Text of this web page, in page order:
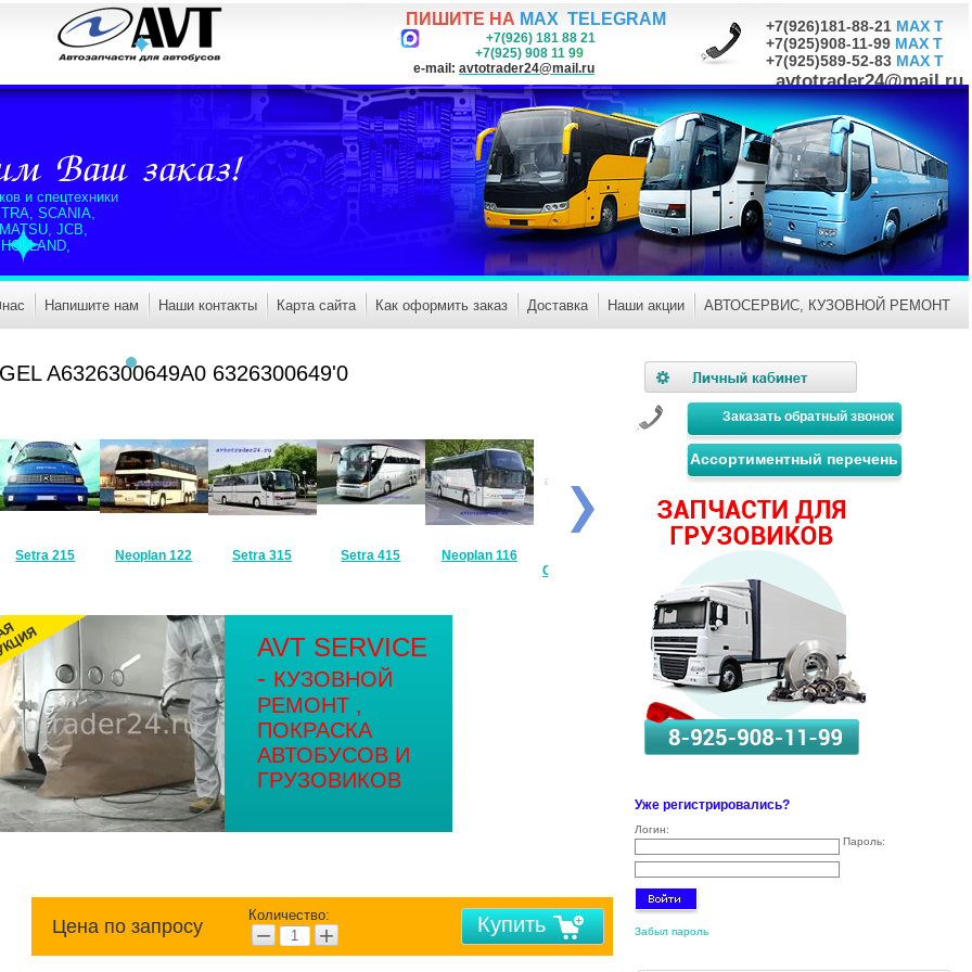
и спецтехники
SCANIA,
JCB,
+7(926)181-88-21 MAX T
+7(925)908-11-99 MAX T
+7(925)589-52-83 MAX T
avtotrader24@mail.ru
ПИШИТЕ НА MAX TELEGRAM
+7(926) 181 88 21
+7(925) 908 11 99
e-mail: avtotrader24@mail.ru
Напишите нам Наши контакты Карта сайта Как оформить заказ Доставка Наши акции АВТОСЕРВИС, КУЗОВНОЙ РЕМОНТ
A6326300649A0 6326300649'0
215 Neoplan 122 Setra 315 Setra 415 Neoplan 116
CATERPILLAR
CATERPILLAR Запчасти JCB
AVT SERVICE
- КУЗОВНОЙ
РЕМОНТ ,
ПОКРАСКА
АВТОБУСОВ И
ГРУЗОВИКОВ
Цена по запросу Количество:
− + Купить
Заказать обратный звонок
Ассортиментный перечень
Уже регистрировались?
Логин:
Пароль:
Забыл пароль